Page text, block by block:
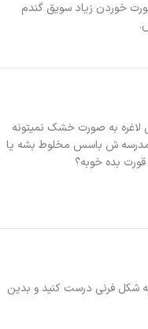
خوردن زیاد سویق گندم
که خیلی لاغره به صورت خشک نمیتونه
مدرسه ش باسس مخلوط بشه یا
بده خوبه؟
شکل فرنی درست کنید و بدین